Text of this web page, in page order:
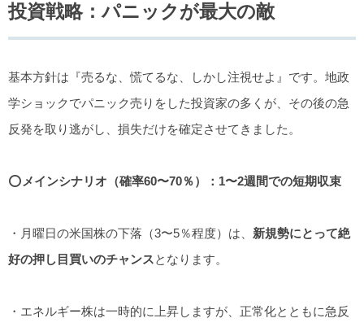
投資戦略：パニックが最大の敵
基本方針は『売るな、慌てるな、しかし注視せよ』です。地政
学ショックでパニック売りをした投資家の多くが、その後の急
反発を取り逃がし、損失だけを確定させてきました。
⭕️メインシナリオ（確率60〜70％）：1〜2週間での短期収束
・月曜日の米国株の下落（3〜5％程度）は、 新規勢にとって絶
好の押し目買いのチャンスとなります。
・エネルギー株は一時的に上昇しますが、正常化とともに急反